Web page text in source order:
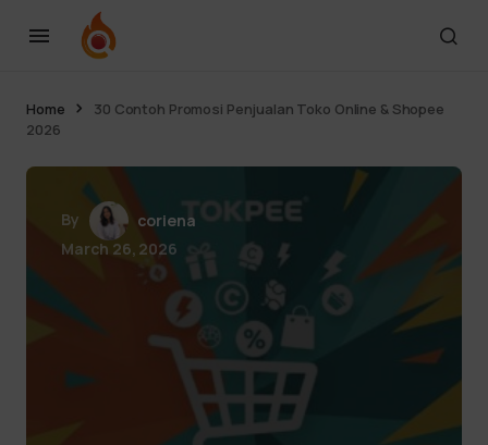
Home
30 Contoh Promosi Penjualan Toko Online & Shopee
2026
By
coriena
March 26, 2026